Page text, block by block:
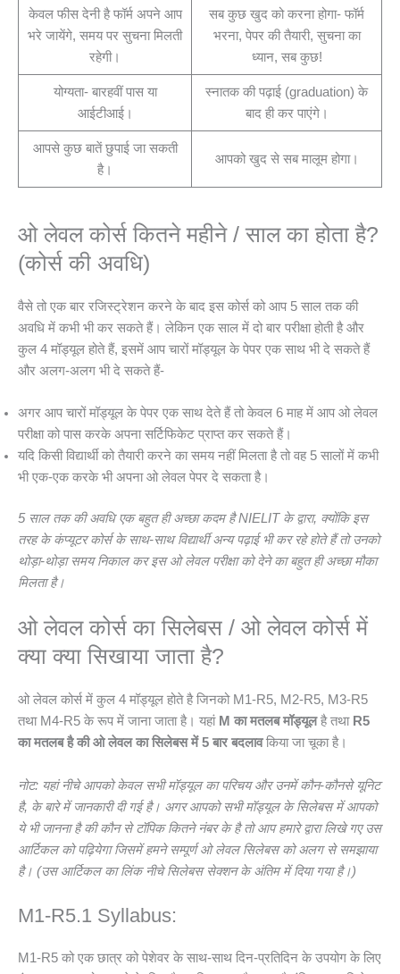
केवल फीस देनी है फॉर्म अपने आप
भरे जायेंगे, समय पर सुचना मिलती
रहेगी।
सब कुछ खुद को करना होगा- फॉर्म
भरना, पेपर की तैयारी, सुचना का
ध्यान, सब कुछ!
योग्यता- बारहवीं पास या
आईटीआई।
स्नातक की पढ़ाई (graduation) के
बाद ही कर पाएंगे।
आपसे कुछ बातें छुपाई जा सकती
है।
आपको खुद से सब मालूम होगा।
ओ लेवल कोर्स कितने महीने / साल का होता है?
(कोर्स की अवधि)
वैसे तो एक बार रजिस्ट्रेशन करने के बाद इस कोर्स को आप 5 साल तक की
अवधि में कभी भी कर सकते हैं। लेकिन एक साल में दो बार परीक्षा होती है और
कुल 4 मॉड्यूल होते हैं, इसमें आप चारों मॉड्यूल के पेपर एक साथ भी दे सकते हैं
और अलग-अलग भी दे सकते हैं-
अगर आप चारों मॉड्यूल के पेपर एक साथ देते हैं तो केवल 6 माह में आप ओ लेवल
परीक्षा को पास करके अपना सर्टिफिकेट प्राप्त कर सकते हैं।
यदि किसी विद्यार्थी को तैयारी करने का समय नहीं मिलता है तो वह 5 सालों में कभी
भी एक-एक करके भी अपना ओ लेवल पेपर दे सकता है।
5 साल तक की अवधि एक बहुत ही अच्छा कदम है NIELIT के द्वारा, क्योंकि इस
तरह के कंप्यूटर कोर्स के साथ-साथ विद्यार्थी अन्य पढ़ाई भी कर रहे होते हैं तो उनको
थोड़ा-थोड़ा समय निकाल कर इस ओ लेवल परीक्षा को देने का बहुत ही अच्छा मौका
मिलता है।
ओ लेवल कोर्स का सिलेबस / ओ लेवल कोर्स में
क्या क्या सिखाया जाता है?
ओ लेवल कोर्स में कुल 4 मॉड्यूल होते है जिनको M1-R5, M2-R5, M3-R5
तथा M4-R5 के रूप में जाना जाता है। यहां M का मतलब मॉड्यूलहै तथा R5
का मतलब है की ओ लेवल का सिलेबस में 5 बार बदलावकिया जा चूका है।
नोट: यहां नीचे आपको केवल सभी मॉड्यूल का परिचय और उनमें कौन-कौनसे यूनिट
है, के बारे में जानकारी दी गई है। अगर आपको सभी मॉड्यूल के सिलेबस में आपको
ये भी जानना है की कौन से टॉपिक कितने नंबर के है तो आप हमारे द्वारा लिखे गए उस
आर्टिकल को पढ़ियेगा जिसमें हमने सम्पूर्ण ओ लेवल सिलेबस को अलग से समझाया
है। (उस आर्टिकल का लिंक नीचे सिलेबस सेक्शन के अंतिम में दिया गया है।)
M1-R5.1 Syllabus:
M1-R5 को एक छात्र को पेशेवर के साथ-साथ दिन-प्रतिदिन के उपयोग के लिए